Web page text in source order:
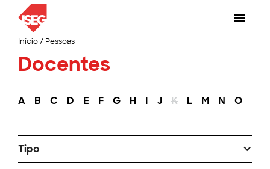
Início/ Pessoas
Docentes
A B C D E F G H I J K L M N O
Tipo